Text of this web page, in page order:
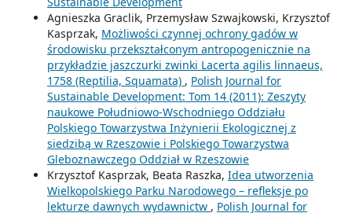
Agnieszka Graclik, Przemysław Szwajkowski, Krzysztof
Kasprzak, Możliwości czynnej ochrony gadów w
środowisku przekształconym antropogenicznie na
przykładzie jaszczurki zwinki Lacerta agilis linnaeus,
1758 (Reptilia, Squamata) , Polish Journal for
Sustainable Development: Tom 14 (2011): Zeszyty
naukowe Południowo-Wschodniego Oddziału
Polskiego Towarzystwa Inżynierii Ekologicznej z
siedzibą w Rzeszowie i Polskiego Towarzystwa
Gleboznawczego Oddział w Rzeszowie
Krzysztof Kasprzak, Beata Raszka, Idea utworzenia
Wielkopolskiego Parku Narodowego – refleksje po
lekturze dawnych wydawnictw , Polish Journal for